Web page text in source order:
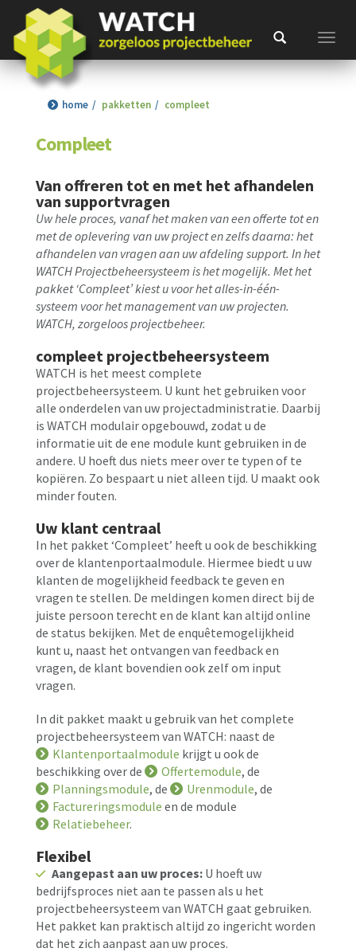
home pakketten compleet
Compleet
Van offreren tot en met het afhandelen
van supportvragen
Uw hele proces, vanaf het maken van een offerte tot en
met de oplevering van uw project en zelfs daarna: het
afhandelen van vragen aan uw afdeling support. In het
WATCH Projectbeheersysteem is het mogelijk. Met het
pakket ‘Compleet’ kiest u voor het alles-in-één-
systeem voor het management van uw projecten.
WATCH, zorgeloos projectbeheer.
compleet projectbeheersysteem
WATCH is het meest complete
projectbeheersysteem. U kunt het gebruiken voor
alle onderdelen van uw projectadministratie. Daarbij
is WATCH modulair opgebouwd, zodat u de
informatie uit de ene module kunt gebruiken in de
andere. U hoeft dus niets meer over te typen of te
kopiëren. Zo bespaart u niet alleen tijd. U maakt ook
minder fouten.
Uw klant centraal
In het pakket ‘Compleet’ heeft u ook de beschikking
over de klantenportaalmodule. Hiermee biedt u uw
klanten de mogelijkheid feedback te geven en
vragen te stellen. De meldingen komen direct bij de
juiste persoon terecht en de klant kan altijd online
de status bekijken. Met de enquêtemogelijkheid
kunt u, naast het ontvangen van feedback en
vragen, de klant bovendien ook zelf om input
vragen.
In dit pakket maakt u gebruik van het complete
projectbeheersysteem van WATCH: naast de
Klantenportaalmodule krijgt u ook de
beschikking over de
Offertemodule, de
Planningsmodule, de Urenmodule, de
Factureringsmodule en de module
Relatiebeheer.
Flexibel
Aangepast aan uw proces: U hoeft uw
bedrijfsproces niet aan te passen als u het
projectbeheersysteem van WATCH gaat gebruiken.
Het pakket kan praktisch altijd zo ingericht worden
dat het zich aanpast aan uw proces.